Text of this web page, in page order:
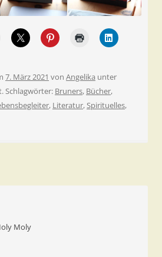
7. März 2021 von Angelika unter
Schlagwörter: Bruners, Bücher,
, Literatur,Spirituelles,
Moly